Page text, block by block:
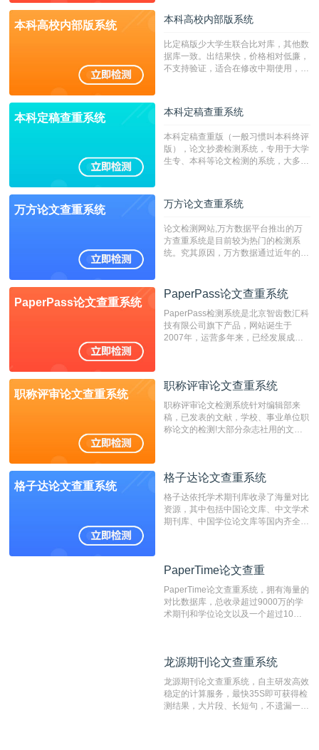
本科高校内部版系统 本科高校内部版系统
比定稿版少大学生联合比对库，其他数
据库一致。出结果快，价格相对低廉，
不支持验证，适合在修改中期使用，定
本科定稿查重系统 本科定稿查重系统
本科定稿查重版（一般习惯叫本科终评
版），论文抄袭检测系统，专用于大学
生专、本科等论文检测的系统，大多数
万方论文查重系统 万方论文查重系统
论文检测网站,万方数据平台推出的万
方查重系统是目前较为热门的检测系
统。究其原因，万方数据通过近年的发
检测系统，其真实性和权威性无可厚
非。其次，相对于知网而言，万方检测
费用少，上手容易，是学生初次论文查
重的推荐系统。
PaperPass论文查重系统
PaperPass论文查重系统
PaperPass检测系统是北京智齿数汇科
技有限公司旗下产品，网站诞生于
2007年，运营多年来，已经发展成为
检测速度快、精度高，市场反映良好。
职称评审论文查重系统
职称评审论文查重系统
职称评审论文检测系统针对编辑部来
稿，已发表的文献，学校、事业单位职
称论文的检测!大部分杂志社用的文献
编辑部检测来稿和已发表的文献,检测
测时注意填写第一作者,才能排除已发
表文献复制比。（限制字符数1万）
格子达论文查重系统
格子达论文查重系统
格子达依托学术期刊库收录了海量对比
资源，其中包括中国论文库、中文学术
期刊库、中国学位论文库等国内齐全的
系统，可检测中文、英文两种语言的论
PaperTime论文查重
PaperTime论文查重系统，拥有海量的
对比数据库，总收录超过9000万的学
术期刊和学位论文以及一个超过10亿
对，利用指纹索引快速而精准地在云检
有相似的片段，该项技术检测速度快、
准确率高，市场反映良好。
龙源期刊论文查重系统
龙源期刊论文查重系统，自主研发高效
稳定的计算服务，最快35S即可获得检
测结果，大片段、长短句，不遗漏一处